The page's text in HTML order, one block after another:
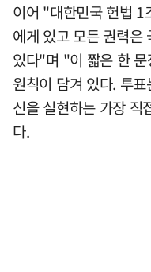
이어 "대한민국 헌법 1
에게 있고 모든 권력은
있다"며 "이 짧은 한
원칙이 담겨 있다. 투
신을 실현하는 가장 직
다.